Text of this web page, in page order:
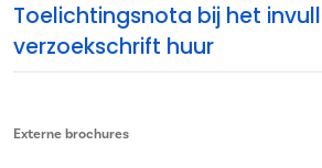
Toelichtingsnota bij het
verzoekschrift huur
Externe brochures